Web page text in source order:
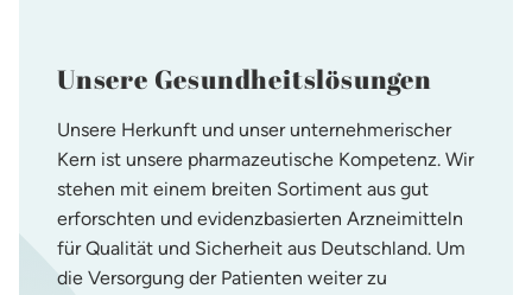
Unsere Gesundheitslösungen
Unsere Herkunft und unser unternehmerischer
Kern ist unsere pharmazeutische Kompetenz. Wir
stehen mit einem breiten Sortiment aus gut
erforschten und evidenzbasierten Arzneimitteln
für Qualität und Sicherheit aus Deutschland. Um
die Versorgung der Patienten weiter zu